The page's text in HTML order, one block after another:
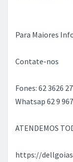
Para Maiores
Contate-nos
Fones: 62 3626
Whatsap 62 9
ATENDEMOS
https://